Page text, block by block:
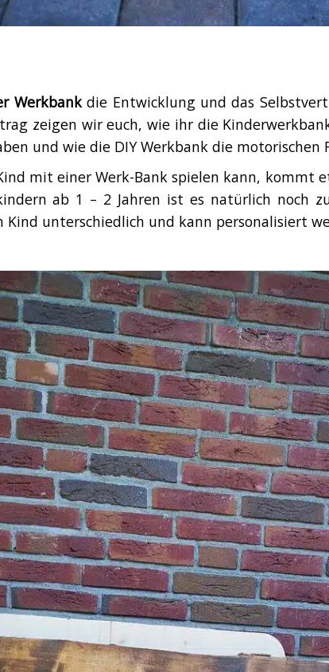
Werkbankdie Entwicklung und das
zeigen wir euch, wie ihr die
und wie die DIY Werkbank die
mit einer Werk-Bank spielen kann, kommt
ab 1 – 2 Jahren ist es natürlich noch
unterschiedlich und kann personalisiert